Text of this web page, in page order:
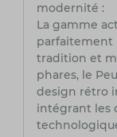
modernité :
La gamme
parfaitement
tradition et
phares, le
design rétro
intégrant les